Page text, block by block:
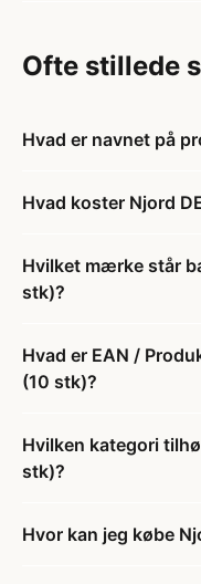
Ofte stillede
Hvad er navnet på
Hvad koster Njord
Hvilket mærke står
stk)?
Hvad er EAN /
(10 stk)?
Hvilken kategori
stk)?
Hvor kan jeg købe